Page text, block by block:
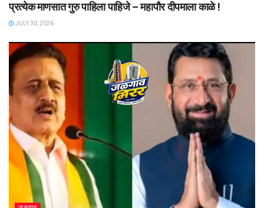
प्रत्येक माणसात गुरु पाहिला पाहिजे – महापौर दीपमाला काळे !
JULY 30, 2026